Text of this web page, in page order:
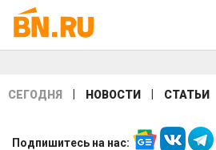
СЕГОДНЯ НОВОСТИ СТАТЬИ
Подпишитесь на нас: